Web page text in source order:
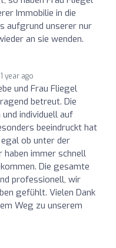
Immobilie in die
aufgrund unserer nur
an sie wenden.
1 year ago
und Frau Fliegel
betreut. Die
individuell auf
beeindruckt hat
ob unter der
haben immer schnell
Die gesamte
professionell, wir
gefühlt. Vielen Dank
Weg zu unserem